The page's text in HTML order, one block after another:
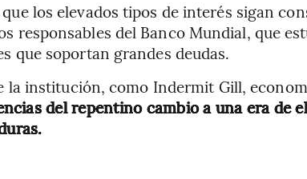
los elevados tipos de interés sigan
responsables del Banco Mundial, que
que soportan grandes deudas.
la institución, como Indermit Gill,
del repentino cambio a una era de